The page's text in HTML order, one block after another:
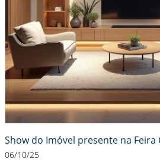
Show do Imóvel presente na Feira
06/10/25